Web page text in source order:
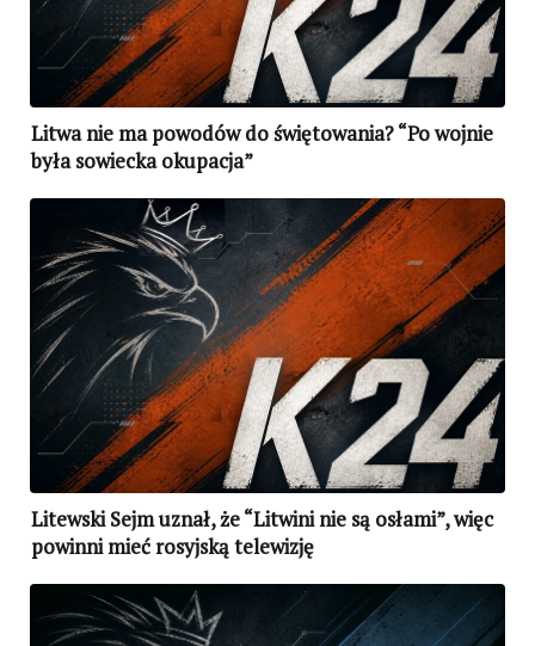
Litwa nie ma powodów do świętowania? “Po wojnie
była sowiecka okupacja”
Litewski Sejm uznał, że “Litwini nie są osłami”, więc
powinni mieć rosyjską telewizję